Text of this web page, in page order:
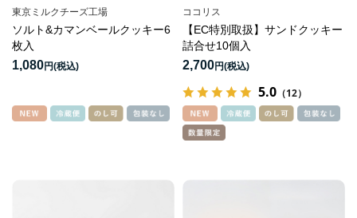
東京ミルクチーズ工場
ソルト&カマンベールクッキー6
枚入
1,080円
ココリス
【EC特別取扱】サンドクッキー
詰合せ10個入
2,700円
5.0 （12）